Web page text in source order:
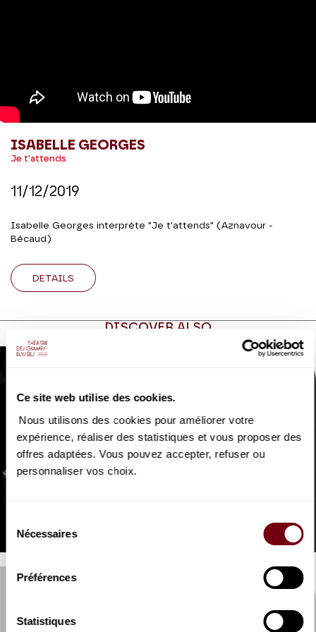
Ce site web utilise des cookies.
Nous utilisons des cookies pour améliorer votre
expérience, réaliser des statistiques et vous proposer des
offres adaptées. Vous pouvez accepter, refuser ou
personnaliser vos choix.
consentement
Nécessaires
Préférences
Statistiques
ISABELLE GEORGES
Je t'attends
11/12/2019
Isabelle Georges interprète "Je t'attends" (Aznavour -
Bécaud)
DETAILS
DISCOVER ALSO
Ne me quitte pas